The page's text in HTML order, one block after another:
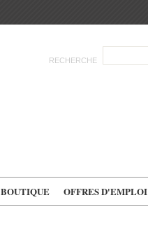
RECHERCHE
BOUTIQUE OFFRES D'EMPLOI